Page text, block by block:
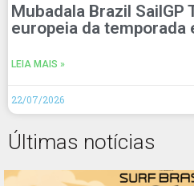
Mubadala Brazil SailGP
europeia da temporada
LEIA MAIS »
22/07/2026
Últimas notícias